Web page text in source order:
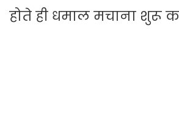
होते ही धमाल मचाना शुरू